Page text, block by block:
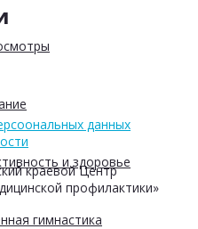
и здоровье
гимнастика
данных
краевой Центр
профилактики»